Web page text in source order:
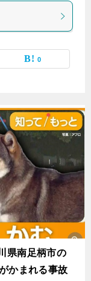
0
県南足柄市の
かまれる事故